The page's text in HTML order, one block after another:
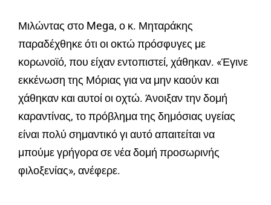
Μιλώντας στο Mega, ο κ. Μηταράκης
παραδέχθηκε ότι οι οκτώ πρόσφυγες με
κορωνοϊό, που είχαν εντοπιστεί, χάθηκαν. «Έγινε
εκκένωση της Μόριας για να μην καούν και
χάθηκαν και αυτοί οι οχτώ. Άνοιξαν την δομή
καραντίνας, το πρόβλημα της δημόσιας υγείας
είναι πολύ σημαντικό γι αυτό απαιτείται να
μπούμε γρήγορα σε νέα δομή προσωρινής
φιλοξενίας», ανέφερε.